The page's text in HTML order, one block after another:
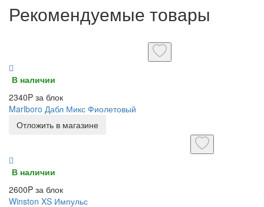
Рекомендуемые товары
В наличии
2340P за блок
Marlboro Дабл Микс Фиолетовый
Отложить в магазине
В наличии
2600P за блок
Winston XS Импульс